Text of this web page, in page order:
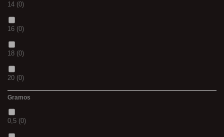
P(0)
14(0)
42(0)
23(0)
38(0)
20MM
3 M (0)
(0)
(0)
14MM
500
14 (0)
16 (0)
18 (0)
20 (0)
(0)
Gramos
0,5 (0)